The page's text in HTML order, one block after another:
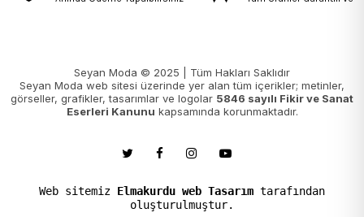
Seyan Moda © 2025 | Tüm Hakları Saklıdır
Seyan Moda web sitesi üzerinde yer alan tüm içerikler; metinler,
görseller, grafikler, tasarımlar ve logolar 5846 sayılı Fikir ve Sanat
Eserleri Kanunu kapsamında korunmaktadır.
Web sitemiz Elmakurdu web Tasarım tarafından
oluşturulmuştur.